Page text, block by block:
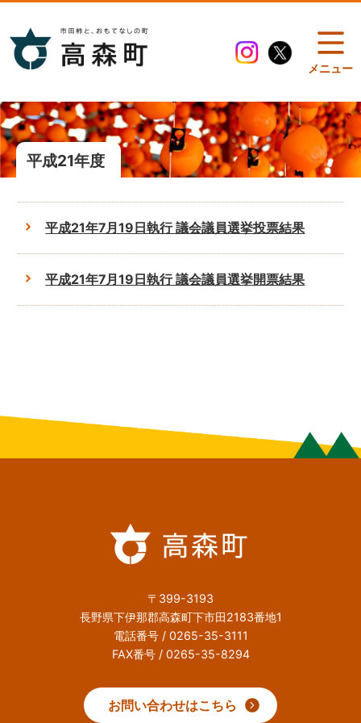
メニュー
平成21年度
平成21年7月19日執行 議会議員選挙投票結果
平成21年7月19日執行 議会議員選挙開票結果
〒399-3193
長野県下伊那郡高森町下市田2183番地1
電話番号 / 0265-35-3111
FAX番号 / 0265-35-8294
お問い合わせはこちら